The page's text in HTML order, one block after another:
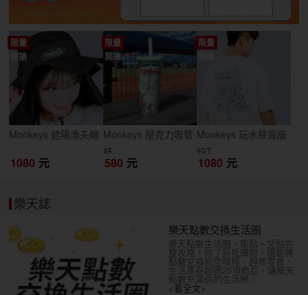
Monkeys 遮陽漁夫帽
1080 元
限量
開搶
Monkeys 壓克力吸管
杯
580 元
限量
開搶
Monkeys 玩水祭寬版
短T
1080 元
限量
樂天誌
樂天點數交換生活圈
樂天點數生活圈，集點、兌點完
整攻略！除了折抵購物，還能將
點數兌換航空哩程、超商零食、
生活票券超過20項商品，讓樂天
點數充滿你的生活圈。
<看全文>